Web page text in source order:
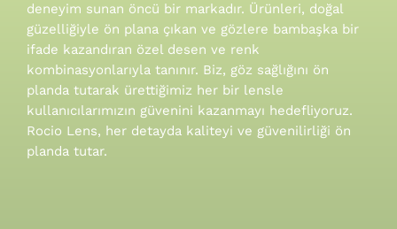
deneyim sunan öncü bir markadır. Ürünleri, doğal
güzelliğiyle ön plana çıkan ve gözlere bambaşka bir
ifade kazandıran özel desen ve renk
kombinasyonlarıyla tanınır. Biz, göz sağlığını ön
planda tutarak ürettiğimiz her bir lensle
kullanıcılarımızın güvenini kazanmayı hedefliyoruz.
Rocio Lens, her detayda kaliteyi ve güvenilirliği ön
planda tutar.